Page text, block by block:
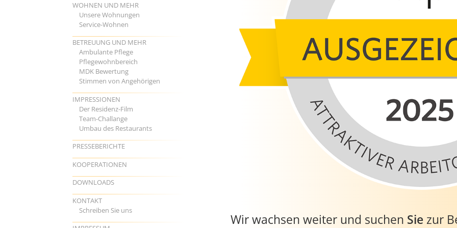
Wir wachsen weiter und suchen Sie zur
WOHNEN UND MEHR
Unsere Wohnungen
Service-Wohnen
BETREUUNG UND MEHR
Ambulante Pflege
Pflegewohnbereich
MDK Bewertung
Stimmen von Angehörigen
IMPRESSIONEN
Der Residenz-Film
Team-Challange
Umbau des Restaurants
PRESSEBERICHTE
KOOPERATIONEN
DOWNLOADS
KONTAKT
Schreiben Sie uns